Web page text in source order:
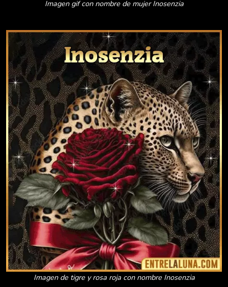
Imagen gif con nombre de mujer Inosenzia
Imagen de tigre y rosa roja con nombre Inosenzia